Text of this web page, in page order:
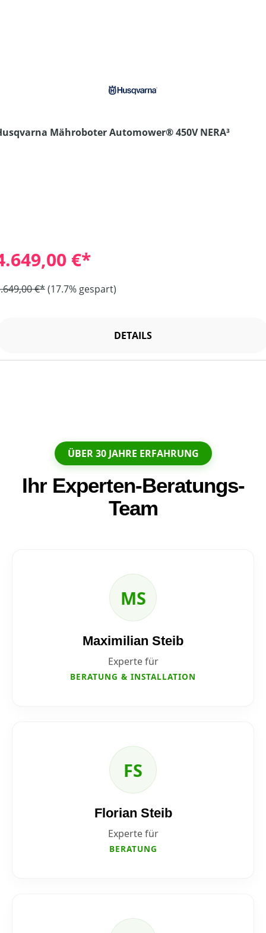
Mähroboter Automower® 450V NERA³
€*
€*(17.7% gespart)
DETAILS
ÜBER 30 JAHRE ERFAHRUNG
Ihr Experten-Beratungs-
Team
MS
Maximilian Steib
Experte für
BERATUNG & INSTALLATION
FS
Florian Steib
Experte für
BERATUNG